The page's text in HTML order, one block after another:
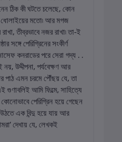
ঠিক কী ঘটতে চলেছে, কোন
মতো৷ আর মগজ
তীব্রভাবে নজর রাখা৷ তা-ই
সঙ্গে পেরিগ্রিনের সংকীর্ণ
কনরাডের পরে সেরা গদ্য . .
উদ্দীপনা, পর্যবেক্ষণ আর
পাঠ এমন চরমে পৌঁছয় যে, তা
গুণাবলিই আমি ফিল্মে, সাহিত্যে
পেরিগ্রিন হয়ে গেছেন
এক বিন্দু হয়ে যায় আর
দেখায় যে, লেখকই